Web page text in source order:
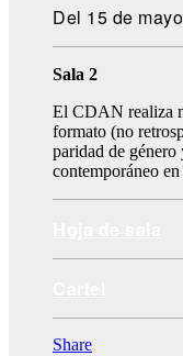
Del 15 de
Sala 2
El CDAN realiza
formato (no
paridad de género
contemporáneo
Share